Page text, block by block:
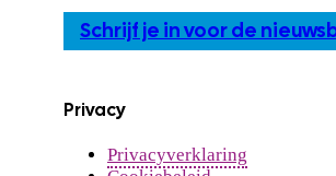
Schrijf je in voor de
Privacy
Privacyverklaring